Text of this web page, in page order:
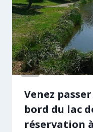
Venez
bord du lac
réservation